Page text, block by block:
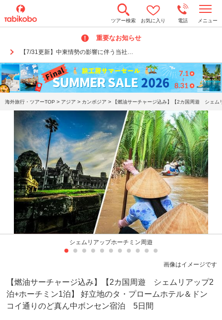
ツアー検索 お気に入り 電話 メニュー
重要なお知らせ
【7/31更新】中東情勢の影響に伴う当社…
o
n
a
v
i
g
a
t
i
o
n
海外旅行・ツアーTOP > アジア > カンボジア > 【燃油サーチャージ込み】【2カ国周遊 シェ
シェムリアップホーチミン周遊
画像はイメージです
【燃油サーチャージ込み】【2カ国周遊 シェムリアップ2
泊+ホーチミン1泊】 好立地のタ・プロームホテル＆ドン
コイ通りのど真ん中ボンセン宿泊 5日間